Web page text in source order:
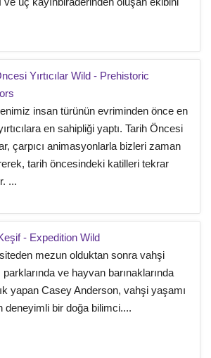
Yırtıcılar Wild - Prehistoric
insan türünün evriminden önce en
en sahipliği yaptı. Tarih Öncesi
çarpıcı animasyonlarla bizleri zaman
tarih öncesindeki katilleri tekrar
...
- Expedition Wild
mezun olduktan sonra vahşi
ve hayvan barınaklarında
yapan Casey Anderson, vahşi yaşamı
deneyimli bir doğa bilimci....